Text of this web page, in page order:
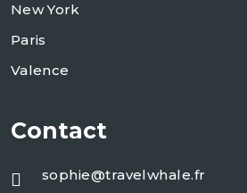
New York
Paris
Valence
Contact
sophie@travelwhale.fr